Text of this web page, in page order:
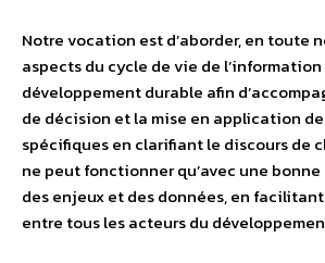
Notre vocation est d’aborder, en toute
aspects du cycle de vie de l’information
développement durable afin
de décision et la mise en application
spécifiques en clarifiant le discours de
ne peut fonctionner qu’avec une
des enjeux et des données, en
entre tous les acteurs du